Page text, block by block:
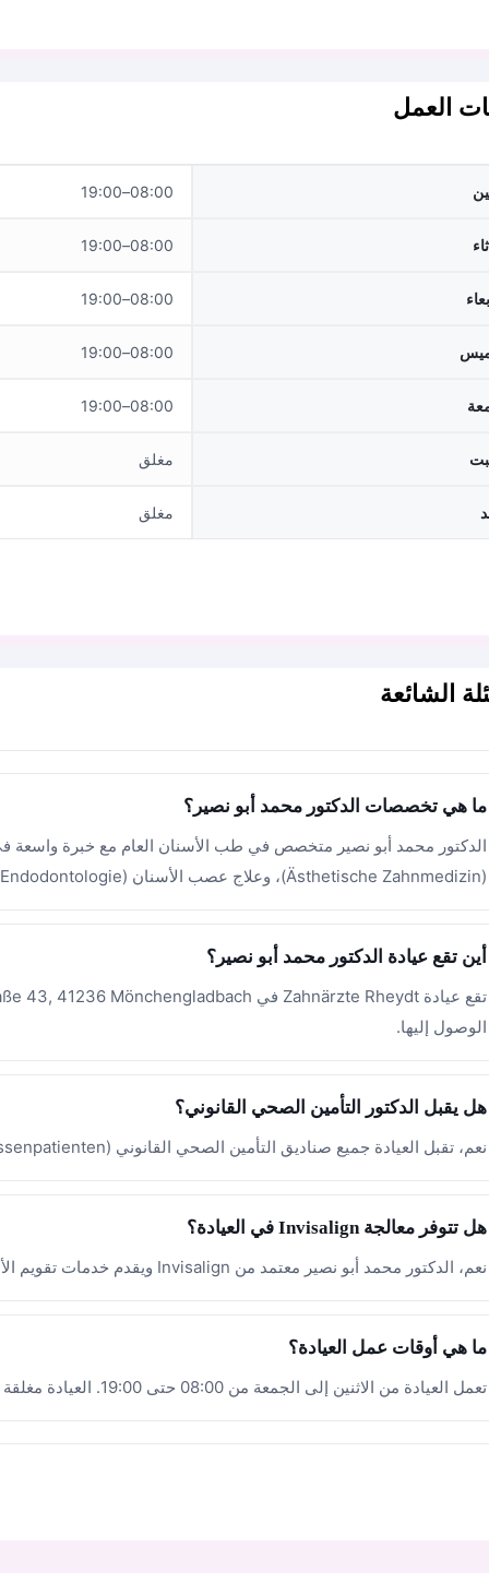
العمل
08:00–19:00
08:00–19:00
08:00–19:00
08:00–19:00
08:00–19:00
مغلق
مغلق
الشائعة
ما هي تخصصات الدكتور محمد أبو نصير؟
(Ästhetische Zahnmedizin)، وعلاج عصب الأسنان (Endodontologie).
أين تقع عيادة الدكتور محمد أبو نصير؟
الوصول إليها.
هل يقبل الدكتور التأمين الصحي القانوني؟
نعم، تقبل العيادة جميع صناديق التأمين الصحي القانوني (Kassenpatienten) إلى جانب التأمين الخاص والدفع الذاتي.
هل تتوفر معالجة Invisalign في العيادة؟
نعم، الدكتور محمد أبو نصير معتمد من Invisalign ويقدم خدمات تقويم الأسنان الشفاف كبديل حديث للتقويم التقليدي.
ما هي أوقات عمل العيادة؟
تعمل العيادة من الاثنين إلى الجمعة من 08:00 حتى 19:00. العيادة مغلقة أيام السبت والأحد.